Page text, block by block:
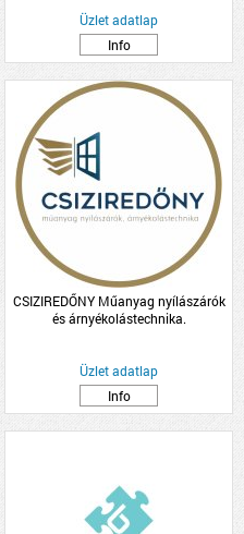
Üzlet adatlap
Info
CSIZIREDŐNY Műanyag nyílászárók
és árnyékolástechnika.
Üzlet adatlap
Info